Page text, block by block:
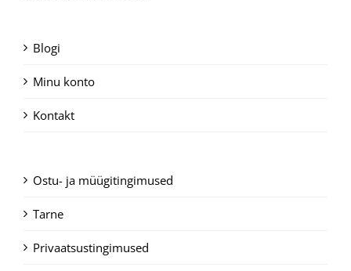
Blogi
Minu konto
Kontakt
Ostu- ja müügitingimused
Tarne
Privaatsustingimused